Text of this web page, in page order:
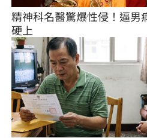
精神科名醫驚爆性侵！逼男
硬上